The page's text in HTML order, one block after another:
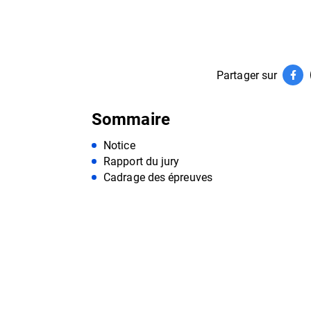
Partager sur
Sommaire
Notice
Rapport du jury
Cadrage des épreuves